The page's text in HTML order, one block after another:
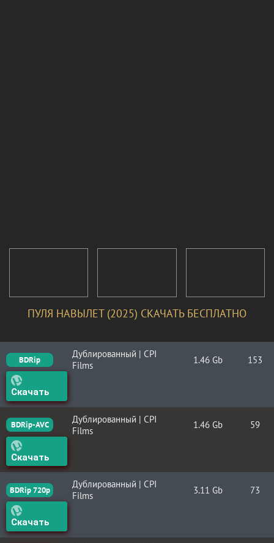
ПУЛЯ НАВЫЛЕТ (2025) СКАЧАТЬ БЕСПЛАТНО
BDRip
Дублированный | CPI
Films
1.46 Gb 153
Скачать
BDRip-AVC
Дублированный | CPI
Films
1.46 Gb 59
Скачать
BDRip 720p
Дублированный | CPI
Films
3.11 Gb 73
Скачать